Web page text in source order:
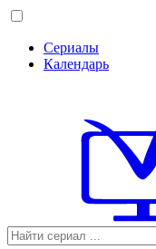
Сериалы
Календарь